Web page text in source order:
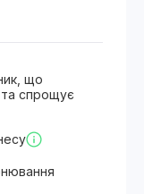
що
спрощує